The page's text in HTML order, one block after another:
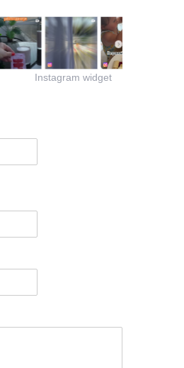
Instagram widget